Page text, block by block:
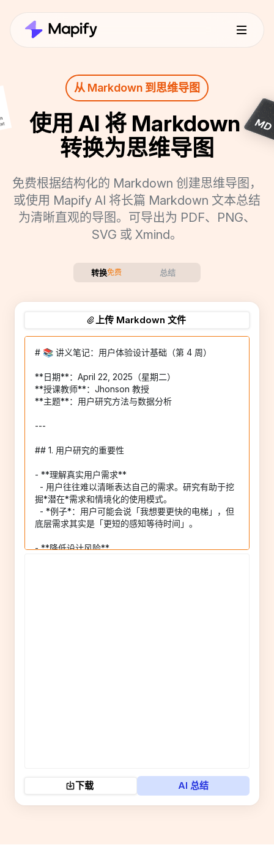
从 Markdown 到思维导图
使用 AI 将 Markdown
转换为思维导图
免费根据结构化的 Markdown 创建思维导图，
或使用 Mapify AI 将长篇 Markdown 文本总结
为清晰直观的导图。可导出为 PDF、PNG、
SVG 或 Xmind。
转换免费 总结
上传 Markdown 文件
下载 AI 总结